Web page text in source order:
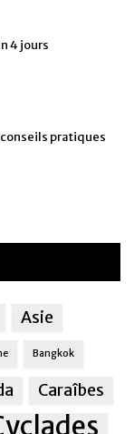
4 jours
conseils pratiques
Asie
Bangkok
Caraîbes